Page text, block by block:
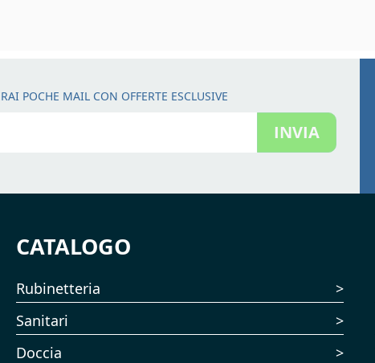
POCHE MAIL CON OFFERTE ESCLUSIVE
INVIA
CATALOGO
Rubinetteria
Sanitari
Doccia